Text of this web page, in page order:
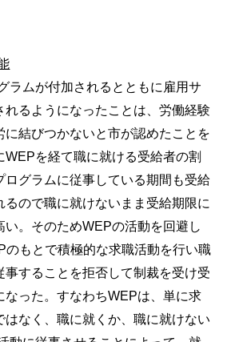
ラムが付加されるとともに雇用サ
れるようになったことは、労働経験
に結びつかないと市が認めたことを
WEPを経て職に就ける受給者の割
ログラムに従事している期間も受給
るので職に就けないまま受給期限に
い。そのためWEPの活動を回避し
のもとで積極的な求職活動を行い職
事することを拒否して制裁を受け受
なった。すなわちWEPは、単に求
はなく、職に就くか、職に就けない